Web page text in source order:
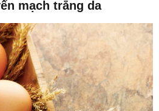
mạch trắng da